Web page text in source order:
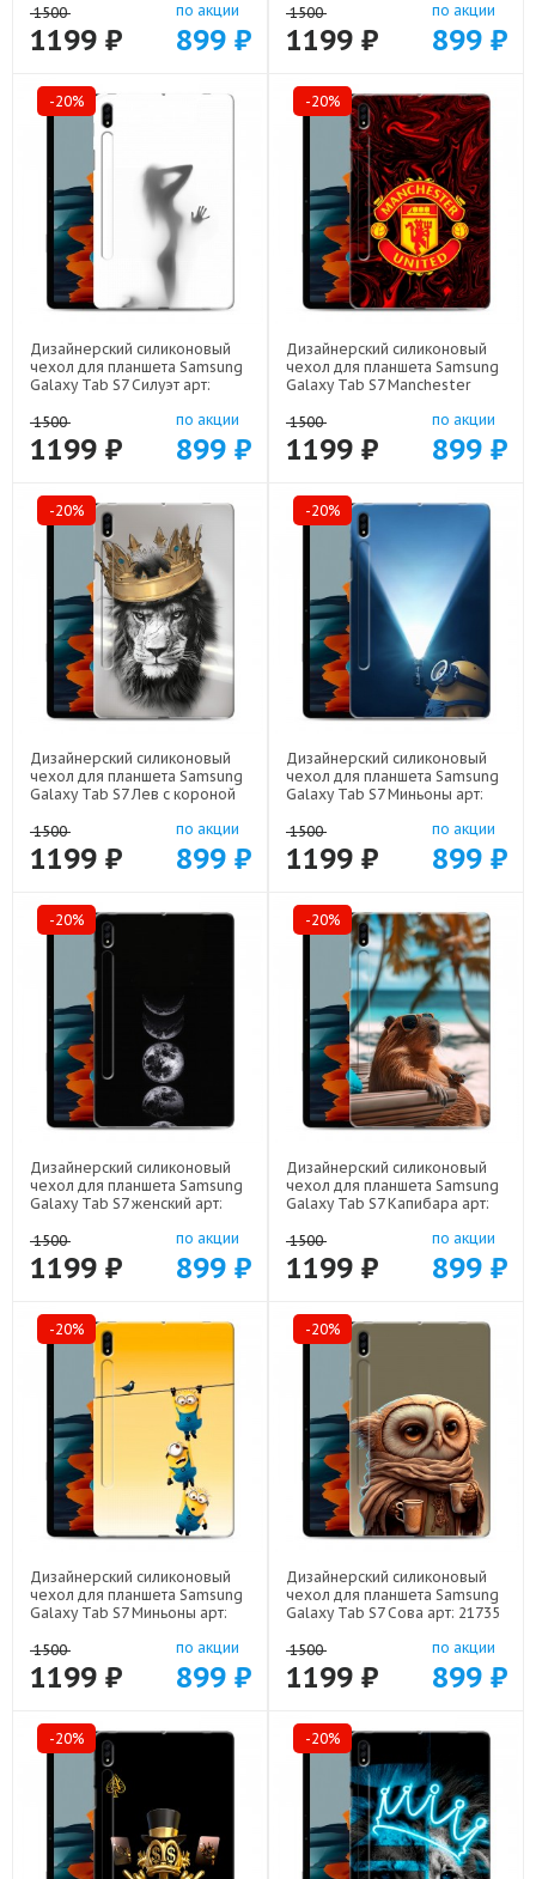
1500
1199 ₽
по акции
899 ₽
1500
1199 ₽
по акции
899 ₽
-20%
Дизайнерский силиконовый
чехол для планшета Samsung
Galaxy Tab S7 Силуэт арт:
1500
1199 ₽
по акции
899 ₽
-20%
Дизайнерский силиконовый
чехол для планшета Samsung
Galaxy Tab S7 Manchester
1500
1199 ₽
по акции
899 ₽
-20%
Дизайнерский силиконовый
чехол для планшета Samsung
Galaxy Tab S7 Лев с короной
1500
1199 ₽
по акции
899 ₽
-20%
Дизайнерский силиконовый
чехол для планшета Samsung
Galaxy Tab S7 Миньоны арт:
1500
1199 ₽
по акции
899 ₽
-20%
Дизайнерский силиконовый
чехол для планшета Samsung
Galaxy Tab S7 женский арт:
1500
1199 ₽
по акции
899 ₽
-20%
Дизайнерский силиконовый
чехол для планшета Samsung
Galaxy Tab S7 Капибара арт:
1500
1199 ₽
по акции
899 ₽
-20%
Дизайнерский силиконовый
чехол для планшета Samsung
Galaxy Tab S7 Миньоны арт:
1500
1199 ₽
по акции
899 ₽
-20%
Дизайнерский силиконовый
чехол для планшета Samsung
Galaxy Tab S7 Сова арт: 21735
1500
1199 ₽
по акции
899 ₽
-20% -20%